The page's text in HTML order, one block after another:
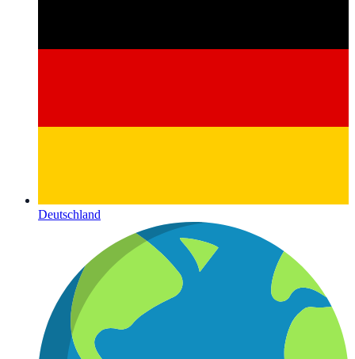
Deutschland